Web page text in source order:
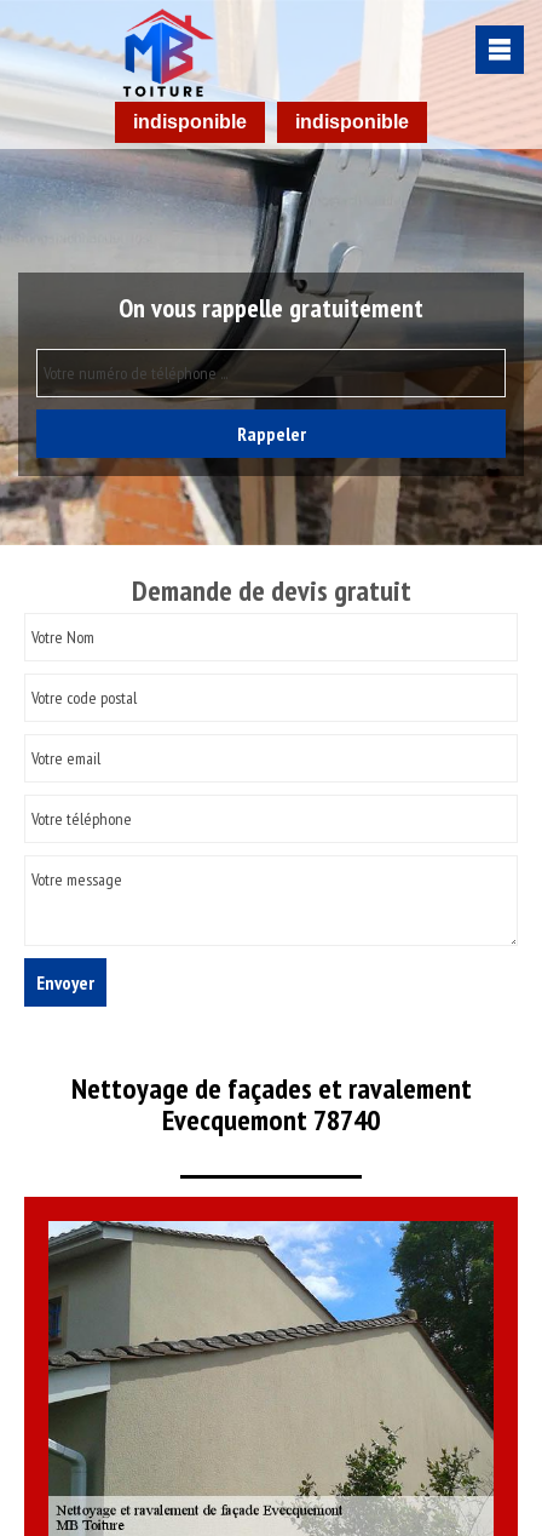
indisponible indisponible
On vous rappelle gratuitement
Demande de devis gratuit
Nettoyage de façades et ravalement
Evecquemont 78740